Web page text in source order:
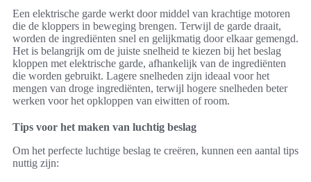
Een elektrische garde werkt door middel van krachtige motoren
die de kloppers in beweging brengen. Terwijl de garde draait,
worden de ingrediënten snel en gelijkmatig door elkaar gemengd.
Het is belangrijk om de juiste snelheid te kiezen bij het beslag
kloppen met elektrische garde, afhankelijk van de ingrediënten
die worden gebruikt. Lagere snelheden zijn ideaal voor het
mengen van droge ingrediënten, terwijl hogere snelheden beter
werken voor het opkloppen van eiwitten of room.
Tips voor het maken van luchtig beslag
Om het perfecte luchtige beslag te creëren, kunnen een aantal tips
nuttig zijn: